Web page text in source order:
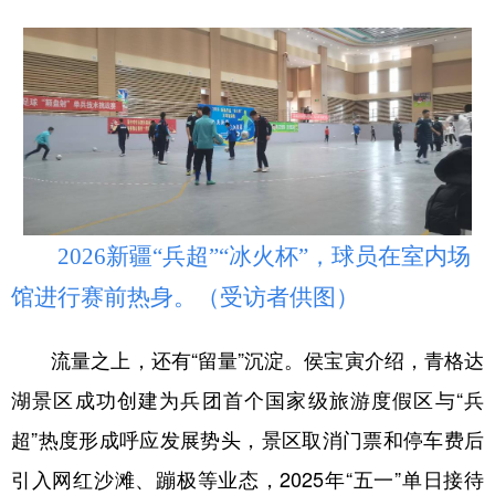
2026新疆“兵超”“冰火杯”，球员在室内场
馆进行赛前热身。（受访者供图）
流量之上，还有“留量”沉淀。侯宝寅介绍，青格达
湖景区成功创建为兵团首个国家级旅游度假区与“兵
超”热度形成呼应发展势头，景区取消门票和停车费后
引入网红沙滩、蹦极等业态，2025年“五一”单日接待